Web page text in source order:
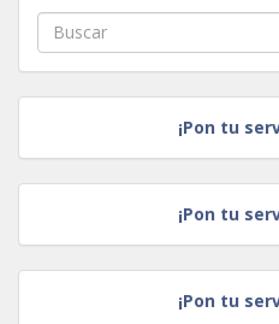
¡Pon tu
¡Pon tu
¡Pon tu